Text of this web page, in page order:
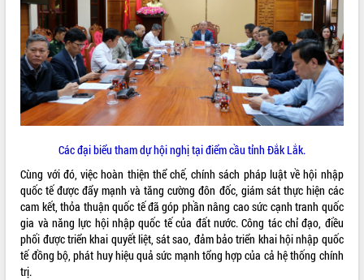
Tất cả: 66051252
Các đại biểu tham dự hội nghị tại điểm cầu tỉnh Đắk Lắk.
Cùng với đó, việc hoàn thiện thể chế, chính sách pháp luật về hội nhập
quốc tế được đẩy mạnh và tăng cường đôn đốc, giám sát thực hiện các
cam kết, thỏa thuận quốc tế đã góp phần nâng cao sức cạnh tranh quốc
gia và năng lực hội nhập quốc tế của đất nước. Công tác chỉ đạo, điều
phối được triển khai quyết liệt, sát sao, đảm bảo triển khai hội nhập quốc
tế đồng bộ, phát huy hiệu quả sức mạnh tổng hợp của cả hệ thống chính
trị.